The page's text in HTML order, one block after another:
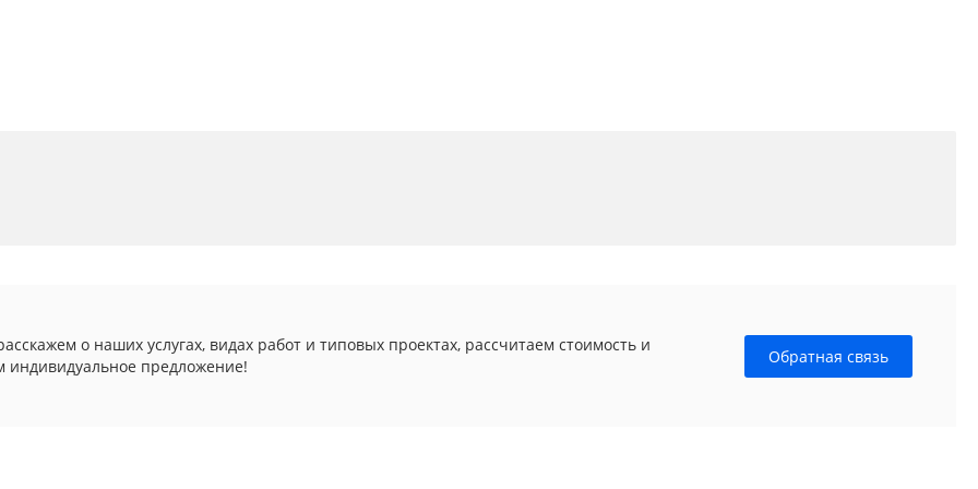
о наших услугах, видах работ и типовых проектах, рассчитаем стоимость и
индивидуальное предложение!
Обратная связь